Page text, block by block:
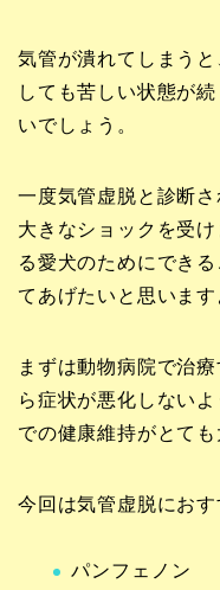
気管が潰れてしまう
しても苦しい状態が
いでしょう。
一度気管虚脱と診断
大きなショックを受
る愛犬のためにでき
てあげたいと思います
まずは動物病院で治
ら症状が悪化しない
での健康維持がとても
今回は気管虚脱にお
パンフェノン